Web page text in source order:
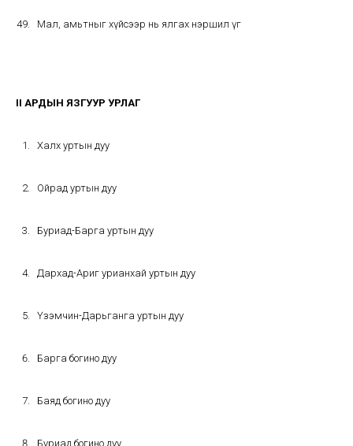
Мал, амьтныг хүйсээр нь ялгах нэршил үг
II АРДЫН ЯЗГУУР УРЛАГ
Халх уртын дуу
Ойрад уртын дуу
Буриад-Барга уртын дуу
Дархад-Ариг урианхай уртын дуу
Үзэмчин-Дарьганга уртын дуу
Барга богино дуу
Баяд богино дуу
Буриад богино дуу